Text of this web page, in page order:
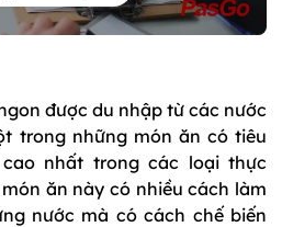
được du nhập từ các nước
trong những món ăn có tiêu
nhất trong các loại thực
ăn này có nhiều cách làm
nước mà có cách chế biến